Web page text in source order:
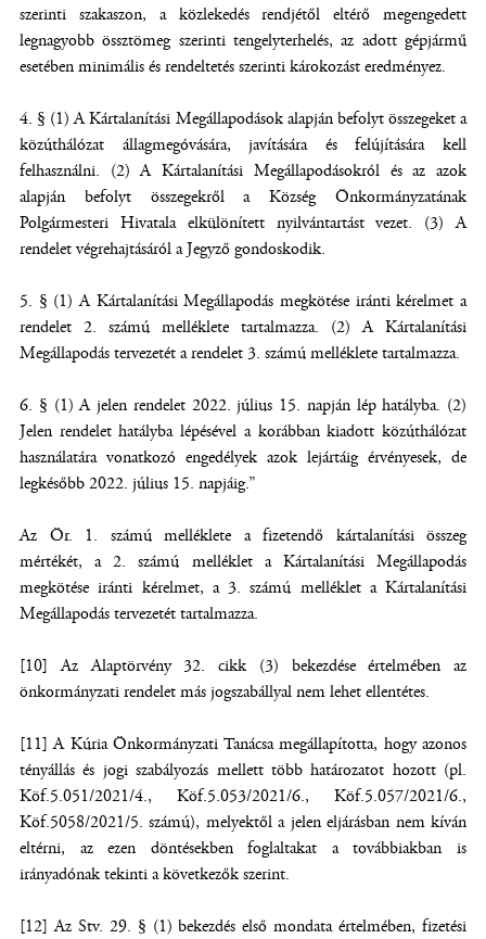
szerinti szakaszon, a közlekedés rendjétől eltérő megengedett
legnagyobb össztömeg szerinti tengelyterhelés, az adott gépjármű
esetében minimális és rendeltetés szerinti károkozást eredményez.
4. § (1) A Kártalanítási Megállapodások alapján befolyt összegeket a
közúthálózat állagmegóvására, javítására és felújítására kell
felhasználni. (2) A Kártalanítási Megállapodásokról és az azok
alapján befolyt összegekről a Község Önkormányzatának
Polgármesteri Hivatala elkülönített nyilvántartást vezet. (3) A
rendelet végrehajtásáról a Jegyző gondoskodik.
5. § (1) A Kártalanítási Megállapodás megkötése iránti kérelmet a
rendelet 2. számú melléklete tartalmazza. (2) A Kártalanítási
Megállapodás tervezetét a rendelet 3. számú melléklete tartalmazza.
6. § (1) A jelen rendelet 2022. július 15. napján lép hatályba. (2)
Jelen rendelet hatályba lépésével a korábban kiadott közúthálózat
használatára vonatkozó engedélyek azok lejártáig érvényesek, de
legkésőbb 2022. július 15. napjáig.”
Az Ör. 1. számú melléklete a fizetendő kártalanítási összeg
mértékét, a 2. számú melléklet a Kártalanítási Megállapodás
megkötése iránti kérelmet, a 3. számú melléklet a Kártalanítási
Megállapodás tervezetét tartalmazza.
[10] Az Alaptörvény 32. cikk (3) bekezdése értelmében az
önkormányzati rendelet más jogszabállyal nem lehet ellentétes.
[11] A Kúria Önkormányzati Tanácsa megállapította, hogy azonos
tényállás és jogi szabályozás mellett több határozatot hozott (pl.
Köf.5.051/2021/4., Köf.5.053/2021/6., Köf.5.057/2021/6.,
Köf.5058/2021/5. számú), melyektől a jelen eljárásban nem kíván
eltérni, az ezen döntésekben foglaltakat a továbbiakban is
irányadónak tekinti a következők szerint.
[12] Az Stv. 29. § (1) bekezdés első mondata értelmében, fizetési